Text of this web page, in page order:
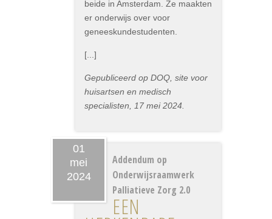
beide in Amsterdam. Ze maakten
er onderwijs over voor
geneeskundestudenten.
[...]
Gepubliceerd op DOQ, site voor
huisartsen en medisch
specialisten, 17 mei 2024.
01
mei
2024
Addendum op
Onderwijsraamwerk
Palliatieve Zorg 2.0
EEN